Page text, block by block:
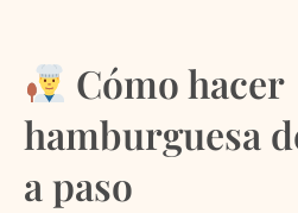
Cómo hacer
hamburguesa
a paso